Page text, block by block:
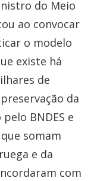
do Meio
ao convocar
o modelo
existe há
de
da
BNDES e
somam
e da
com